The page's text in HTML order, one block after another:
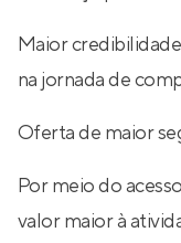
Maior
na jornada de
Oferta de maior
Por meio do
valor maior à